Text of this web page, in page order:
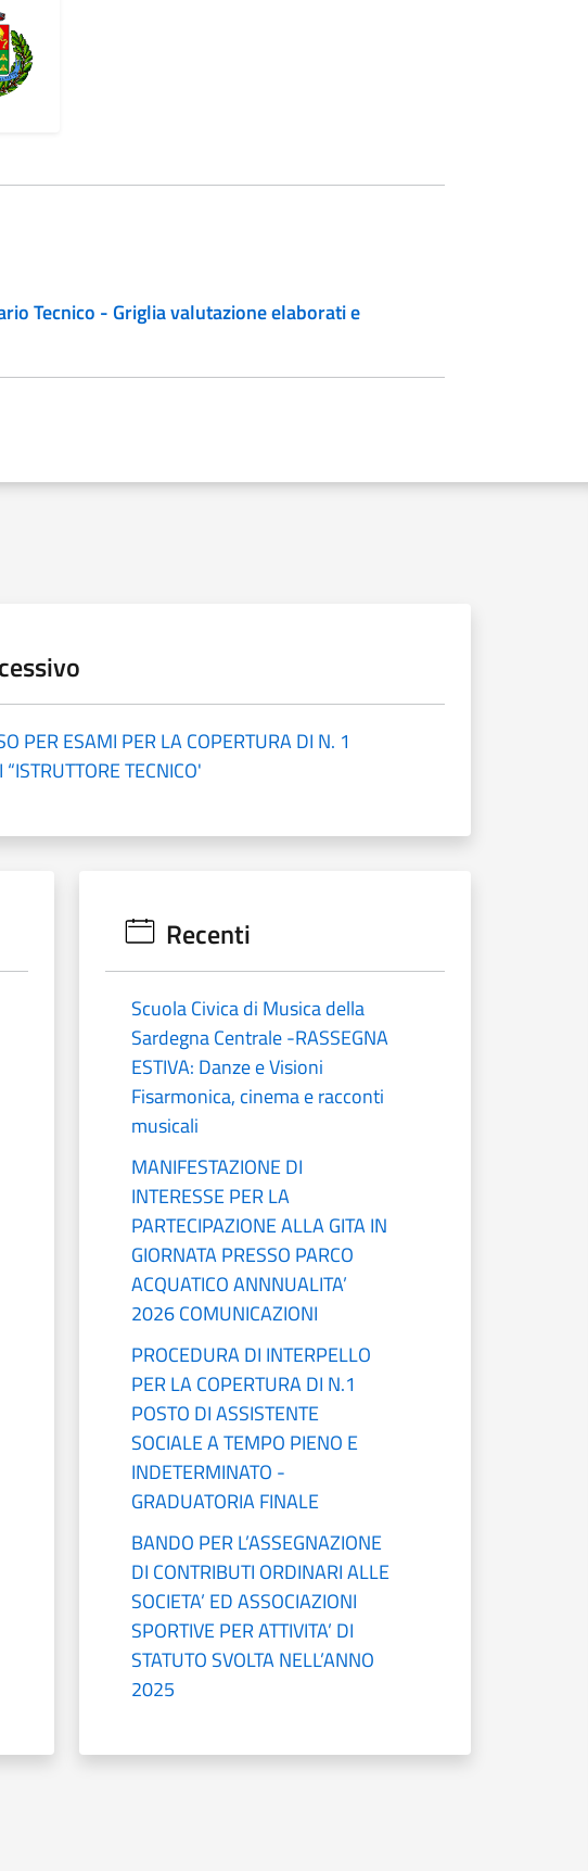
Tecnico - Griglia valutazione elaborati e
PER ESAMI PER LA COPERTURA DI N. 1
TECNICO'
Recenti
Scuola Civica di Musica della
Sardegna Centrale -RASSEGNA
ESTIVA: Danze e Visioni
Fisarmonica, cinema e racconti
musicali
MANIFESTAZIONE DI
INTERESSE PER LA
PARTECIPAZIONE ALLA GITA IN
GIORNATA PRESSO PARCO
ACQUATICO ANNNUALITA’
2026 COMUNICAZIONI
PROCEDURA DI INTERPELLO
PER LA COPERTURA DI N.1
POSTO DI ASSISTENTE
SOCIALE A TEMPO PIENO E
INDETERMINATO -
GRADUATORIA FINALE
BANDO PER L’ASSEGNAZIONE
DI CONTRIBUTI ORDINARI ALLE
SOCIETA’ ED ASSOCIAZIONI
SPORTIVE PER ATTIVITA’ DI
STATUTO SVOLTA NELL’ANNO
2025